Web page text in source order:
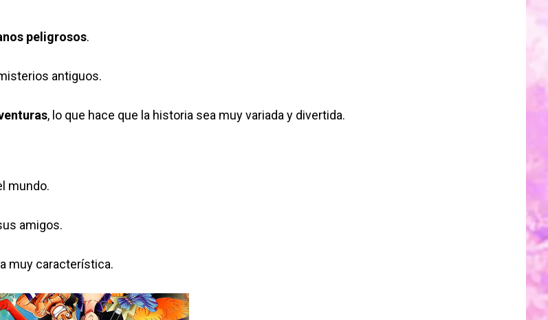
peligrosos.
antiguos.
, lo que hace que la historia sea muy variada y divertida.
mundo.
amigos.
muy característica.